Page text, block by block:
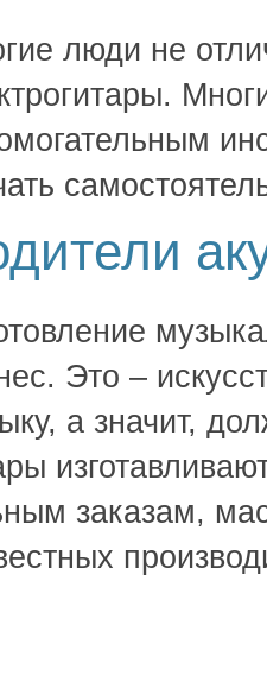
люди не
Это –
а значит,
заказам,